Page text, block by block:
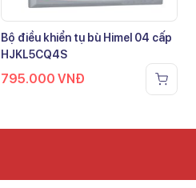
Bộ điều khiển tụ bù Himel 04 cấp
HJKL5CQ4S
795.000VNĐ